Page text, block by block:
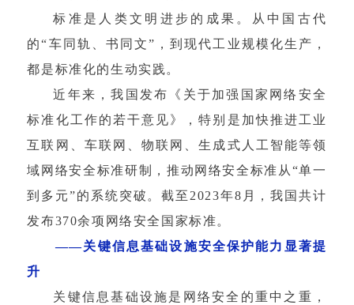
标准是人类文明进步的成果。从中国古代
的“车同轨、书同文”，到现代工业规模化生产，
都是标准化的生动实践。
近年来，我国发布《关于加强国家网络安全
标准化工作的若干意见》，特别是加快推进工业
互联网、车联网、物联网、生成式人工智能等领
域网络安全标准研制，推动网络安全标准从“单一
到多元”的系统突破。截至2023年8月，我国共计
发布370余项网络安全国家标准。
——关键信息基础设施安全保护能力显著提
升
关键信息基础设施是网络安全的重中之重，